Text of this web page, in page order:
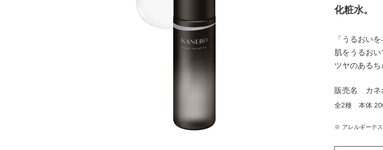
化粧水。
「うるおい
肌をうるお
ツヤのあるち
販売名 カ
全2種 本体
アレルギーテ